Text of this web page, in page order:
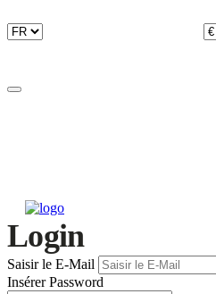
Login
Saisir le E-Mail
Insérer Password